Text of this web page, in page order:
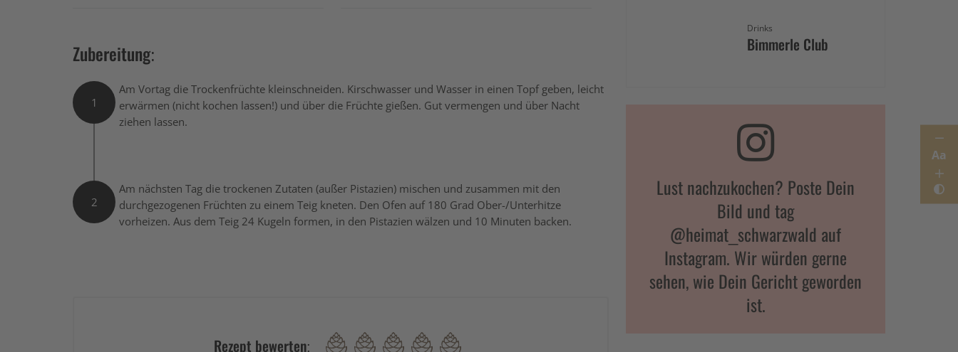
Aa
Zubereitung:
1
Am Vortag die Trockenfrüchte kleinschneiden. Kirschwasser und Wasser in einen Topf geben, leicht
erwärmen (nicht kochen lassen!) und über die Früchte gießen. Gut vermengen und über Nacht
ziehen lassen.
2
Am nächsten Tag die trockenen Zutaten (außer Pistazien) mischen und zusammen mit den
durchgezogenen Früchten zu einem Teig kneten. Den Ofen auf 180 Grad Ober-/Unterhitze
vorheizen. Aus dem Teig 24 Kugeln formen, in den Pistazien wälzen und 10 Minuten backen.
Rezept bewerten:
Drinks
Bimmerle Club
Lust nachzukochen? Poste Dein
Bild und tag
@heimat_schwarzwald auf
Instagram. Wir würden gerne
sehen, wie Dein Gericht geworden
ist.